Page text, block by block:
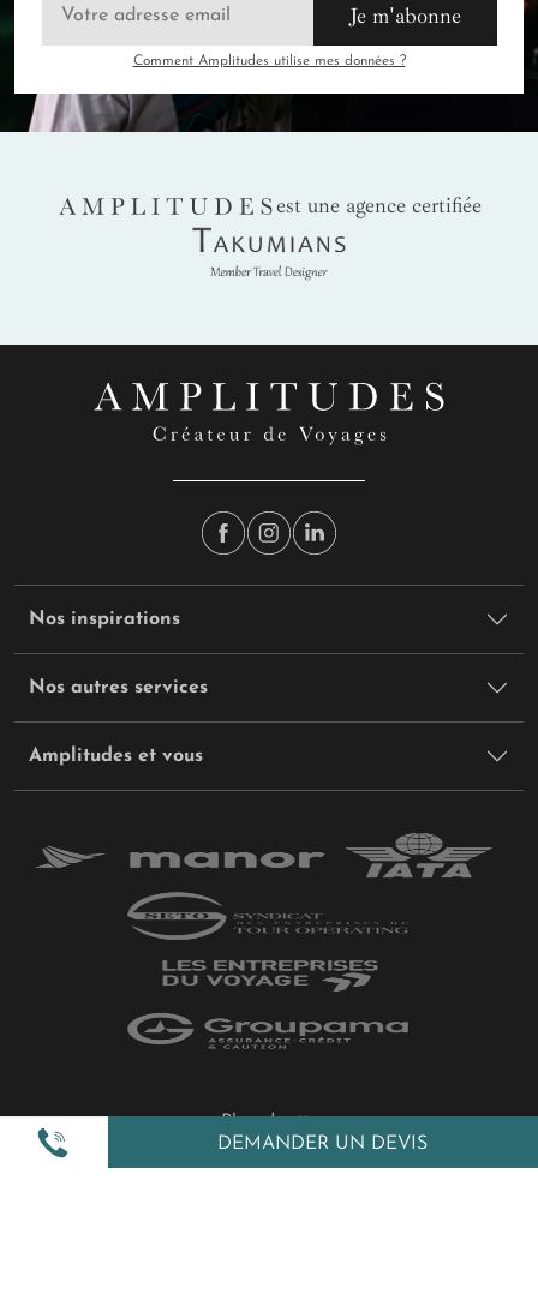
DEMANDER UN DEVIS
Je m'abonne
Comment Amplitudes utilise mes données ?
AMPLITUDES
est une agence certifiée
Takumians
Nos inspirations
Nos autres services
Amplitudes et vous
Plan du site
Politique de confidentialité